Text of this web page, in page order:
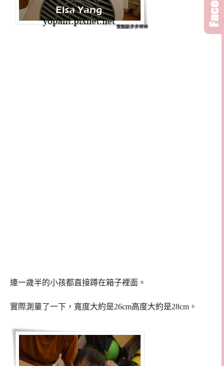
連一歲半的小孩都直接蹲在箱子裡面。
實際測量了一下，寬度大約是26cm高度大約是28cm。